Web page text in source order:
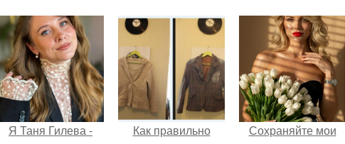
Я Таня Гилева -
Как правильно
Сохраняйте мои